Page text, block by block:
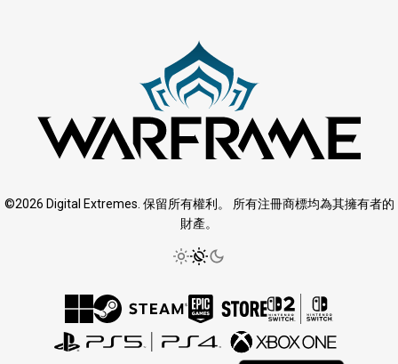
©2026 Digital Extremes. 保留所有權利。 所有注冊商標均為其擁有者的
財產。